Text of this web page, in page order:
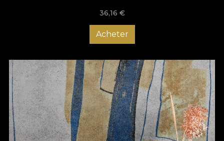
36,16 €
Acheter